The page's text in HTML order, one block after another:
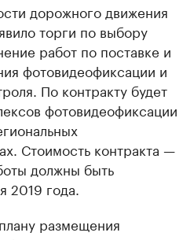
дорожного движения
торги по выбору
работ по поставке и
фотовидеофиксации и
По контракту будет
фотовидеофиксации
Стоимость контракта —
должны быть
2019 года.
размещения